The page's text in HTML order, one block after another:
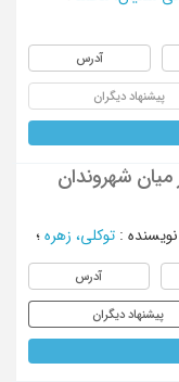
آدرس
پیشنهاد دیگران
شهروندان
نویسنده : توکلی، زهره ؛
آدرس
پیشنهاد دیگران